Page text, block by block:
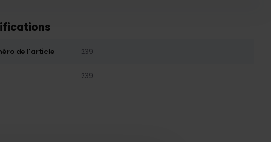
de l'article 239
239